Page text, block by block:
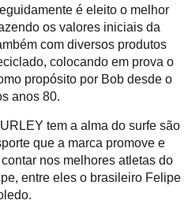
é eleito o melhor
os valores iniciais da
com diversos produtos
colocando em prova o
propósito por Bob desde o
anos 80.
tem a alma do surfe são
que a marca promove e
nos melhores atletas do
entre eles o brasileiro Felipe